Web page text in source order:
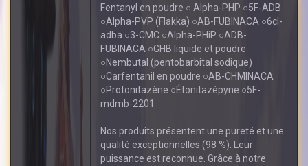
Fentanyl en poudre ○ Alpha-PHP ○5F-ADB
○Alpha-PVP (Flakka) ○AB-FUBINACA ○6cl-
adba ○3-CMC ○Alpha-PHiP ○ADB-
FUBINACA ○GHB liquide et poudre
○Nembutal (pentobarbital sodique)
○Carfentanil en poudre ○AB-CHMINACA
○Protonitazène ○Étonitazépyne ○5F-
mdmb-2201
Nos produits présentent une pureté et une
qualité exceptionnelles (98 %). Leur
puissance est reconnue. Grâce à notre